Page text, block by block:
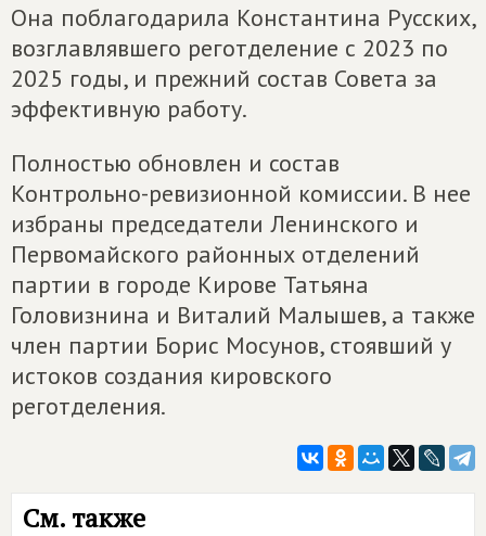
Она поблагодарила Константина Русских,
возглавлявшего реготделение с 2023 по
2025 годы, и прежний состав Совета за
эффективную работу.
Полностью обновлен и состав
Контрольно-ревизионной комиссии. В нее
избраны председатели Ленинского и
Первомайского районных отделений
партии в городе Кирове Татьяна
Головизнина и Виталий Малышев, а также
член партии Борис Мосунов, стоявший у
истоков создания кировского
реготделения.
См. также